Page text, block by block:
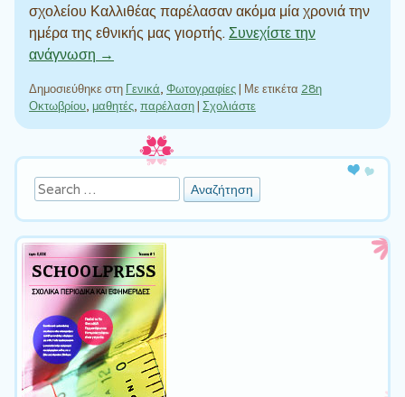
σχολείου Καλλιθέας παρέλασαν ακόμα μία χρονιά την
ημέρα της εθνικής μας γιορτής.Συνεχίστε την
ανάγνωση →
Δημοσιεύθηκε στη Γενικά, Φωτογραφίες| Με ετικέτα 28η
Οκτωβρίου, μαθητές, παρέλαση| Σχολιάστε
Πλοήγηση άρθρων
Αναζήτηση